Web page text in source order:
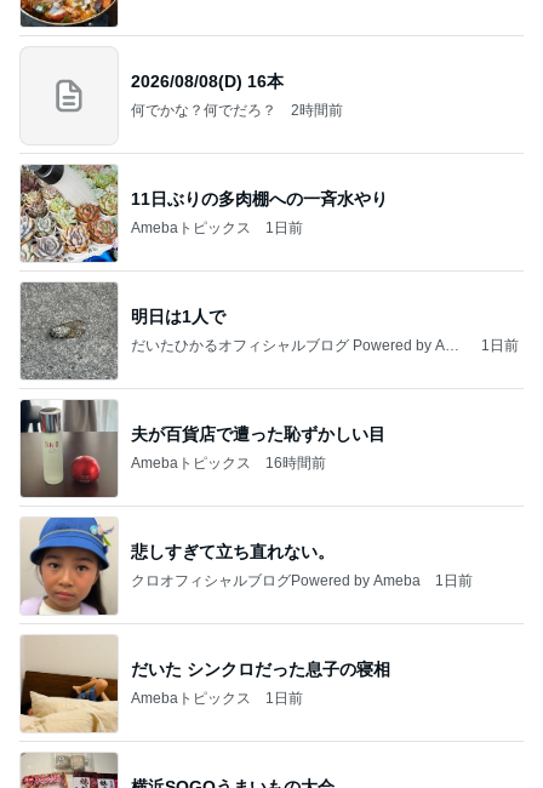
2026/08/08(D) 16本
何でかな？何でだろ？ 2時間前
11日ぶりの多肉棚への一斉水やり
Amebaトピックス 1日前
明日は1人で
だいたひかるオフィシャルブログ Powered by Ame
1日前
夫が百貨店で遭った恥ずかしい目
Amebaトピックス 16時間前
悲しすぎて立ち直れない。
クロオフィシャルブログPowered by Ameba 1日前
だいた シンクロだった息子の寝相
Amebaトピックス 1日前